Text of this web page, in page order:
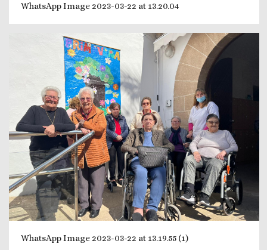
WhatsApp Image 2023-03-22 at 13.20.04
WhatsApp Image 2023-03-22 at 13.19.55 (1)